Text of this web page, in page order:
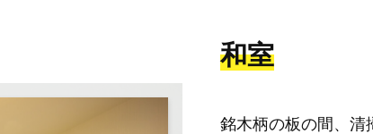
和室
銘木柄の板の間、清